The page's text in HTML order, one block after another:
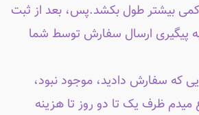
بیشتر طول بکشد.پس، بعد از ثبت
پیگیری ارسال سفارش توسط شما
که سفارش دادید، موجود نبود،
میدم ظرف یک تا دو روز تا هزینه